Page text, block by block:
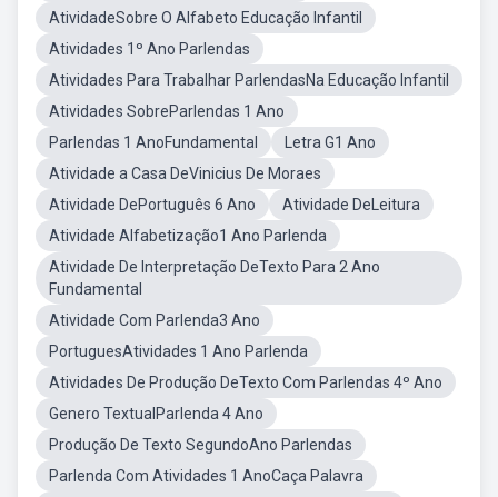
AtividadeSobre O Alfabeto Educação Infantil
Atividades 1º Ano Parlendas
Atividades Para Trabalhar ParlendasNa Educação Infantil
Atividades SobreParlendas 1 Ano
Parlendas 1 AnoFundamental
Letra G1 Ano
Atividade a Casa DeVinicius De Moraes
Atividade DePortuguês 6 Ano
Atividade DeLeitura
Atividade Alfabetização1 Ano Parlenda
Atividade De Interpretação DeTexto Para 2 Ano
Fundamental
Atividade Com Parlenda3 Ano
PortuguesAtividades 1 Ano Parlenda
Atividades De Produção DeTexto Com Parlendas 4º Ano
Genero TextualParlenda 4 Ano
Produção De Texto SegundoAno Parlendas
Parlenda Com Atividades 1 AnoCaça Palavra